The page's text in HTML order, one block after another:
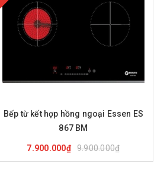
Bếp từ kết hợp hồng ngoại Essen ES
867 BM
7.900.000₫ 9.900.000₫